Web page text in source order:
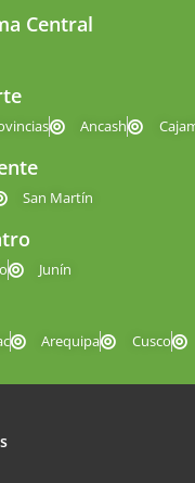
Central
Ancash
San Martín
Junín
Arequipa Cusco